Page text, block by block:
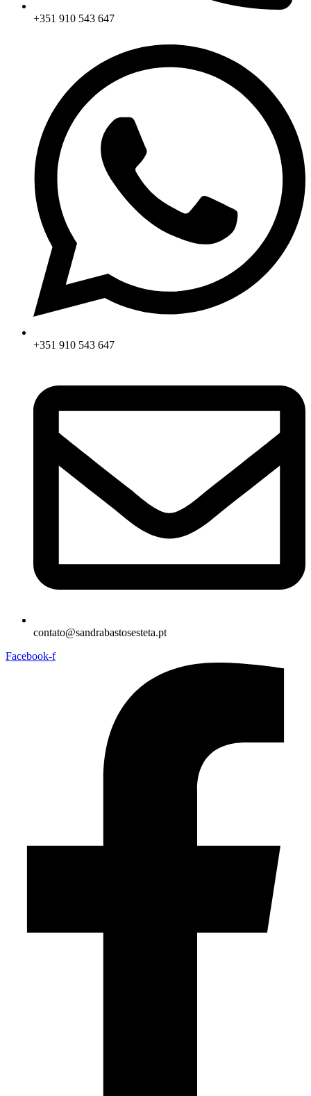
+351 910 543 647
+351 910 543 647
contato@sandrabastosesteta.pt
Facebook-f